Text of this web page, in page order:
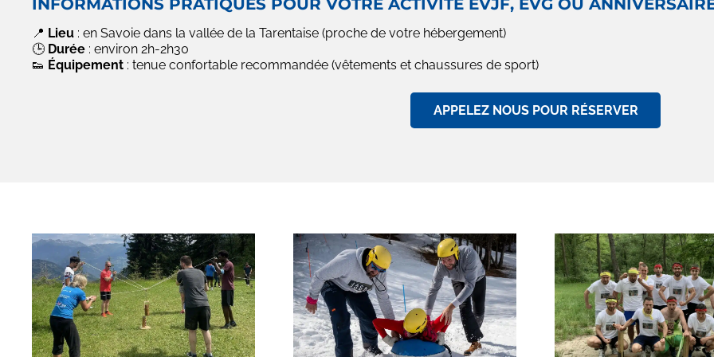
INFORMATIONS PRATIQUES POUR VOTRE ACTIVITÉ EVJF, EVG OU
📍 Lieu : en Savoie dans la vallée de la Tarentaise (proche de votre hébergement)
🕒 Durée : environ 2h-2h30
👟 Équipement : tenue confortable recommandée (vêtements et chaussures de sport)
APPELEZ NOUS POUR RÉSERVER